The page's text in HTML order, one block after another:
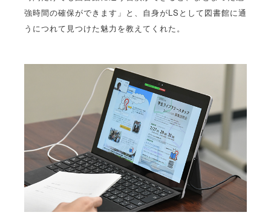
強時間の確保ができます」と、自身がLSとして図書館に通
うにつれて見つけた魅力を教えてくれた。